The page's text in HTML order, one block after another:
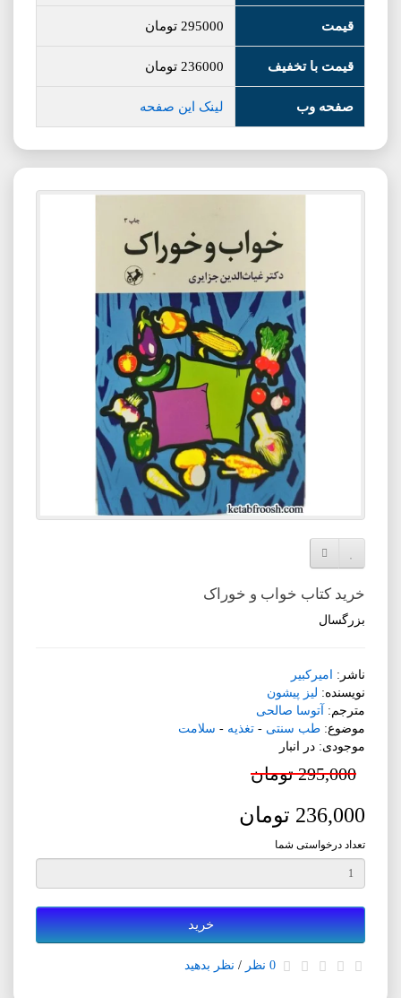
قیمت 295000 تومان
قیمت با تخفیف 236000 تومان
صفحه وب لینک این صفحه
افزودن به لیست دلخواه
خرید کتاب خواب و خوراک
بزرگسال
ناشر:
امیرکبیر
نویسنده: لیز پیشون
مترجم: آتوسا صالحی
موضوع: طب سنتی - تغذیه - سلامت
موجودی: در انبار
295,000 تومان
236,000 تومان
تعداد درخواستی شما
خرید
0 نظر / نظر بدهید